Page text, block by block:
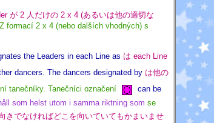
が 2 人だけの 2 x 4 (あるいは他の適切な
Z formací 2 x 4 (nebo dalších vhodných) s
the Leaders in each Line as は each Line
dancers. The dancers designated by は他の
tanečníky. Tanečníci označení
can be
som helst utom i samma riktning som se
きでなければどこを向いていてもかまいませ